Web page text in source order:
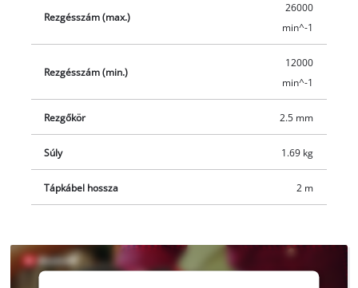
Rezgésszám (max.)
26000
min^-1
Rezgésszám (min.)
12000
min^-1
Rezgőkör 2.5 mm
Súly 1.69 kg
Tápkábel hossza 2 m